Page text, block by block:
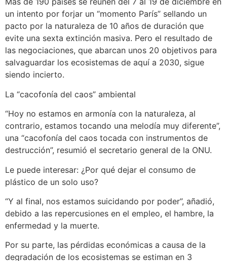
un intento por forjar un “momento París” sellando un
pacto por la naturaleza de 10 años de duración que
evite una sexta extinción masiva. Pero el resultado de
las negociaciones, que abarcan unos 20 objetivos para
salvaguardar los ecosistemas de aquí a 2030, sigue
siendo incierto.
La “cacofonía del caos” ambiental
“Hoy no estamos en armonía con la naturaleza, al
contrario, estamos tocando una melodía muy diferente”,
una “cacofonía del caos tocada con instrumentos de
destrucción”, resumió el secretario general de la ONU.
Le puede interesar: ¿Por qué dejar el consumo de
plástico de un solo uso?
“Y al final, nos estamos suicidando por poder”, añadió,
debido a las repercusiones en el empleo, el hambre, la
enfermedad y la muerte.
Por su parte, las pérdidas económicas a causa de la
degradación de los ecosistemas se estiman en 3